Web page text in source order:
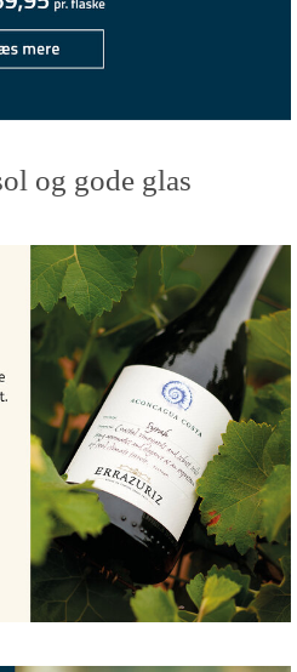
og gode glas